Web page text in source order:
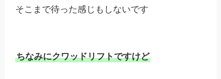
そこまで待った感じもしないです
ちなみにクワッドリフトですけど